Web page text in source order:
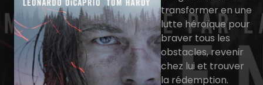
transformer en une
lutte héroïque pour
braver tous les
obstacles, revenir
chez lui et trouver
la rédemption.